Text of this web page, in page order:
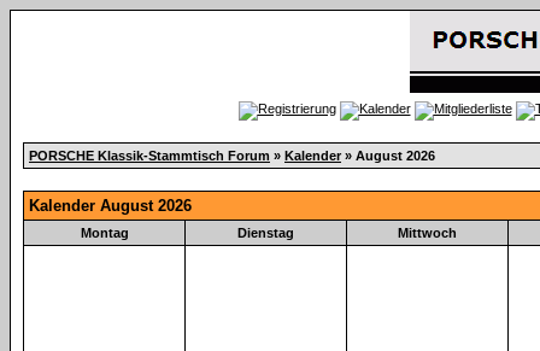
PORSCHE Klassik-Stammtisch Forum » Kalender » August 2026
Kalender August 2026
Montag Dienstag Mittwoch